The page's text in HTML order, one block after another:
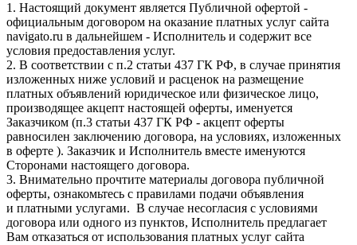
1. Настоящий документ является Публичной офертой -
официальным договором на оказание платных услуг сайта
navigato.ru в дальнейшем - Исполнитель и содержит все
условия предоставления услуг.
2. В соответствии с п.2 статьи 437 ГК РФ, в случае принятия
изложенных ниже условий и расценок на размещение
платных объявлений юридическое или физическое лицо,
производящее акцепт настоящей оферты, именуется
Заказчиком (п.3 статьи 437 ГК РФ - акцепт оферты
равносилен заключению договора, на условиях, изложенных
в оферте ). Заказчик и Исполнитель вместе именуются
Сторонами настоящего договора.
3. Внимательно прочтите материалы договора публичной
оферты, ознакомьтесь с правилами подачи объявления
и платными услугами. В случае несогласия с условиями
договора или одного из пунктов, Исполнитель предлагает
Вам отказаться от использования платных услуг сайта